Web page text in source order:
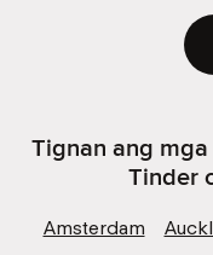
Tignan ang
Tinder
Amsterdam